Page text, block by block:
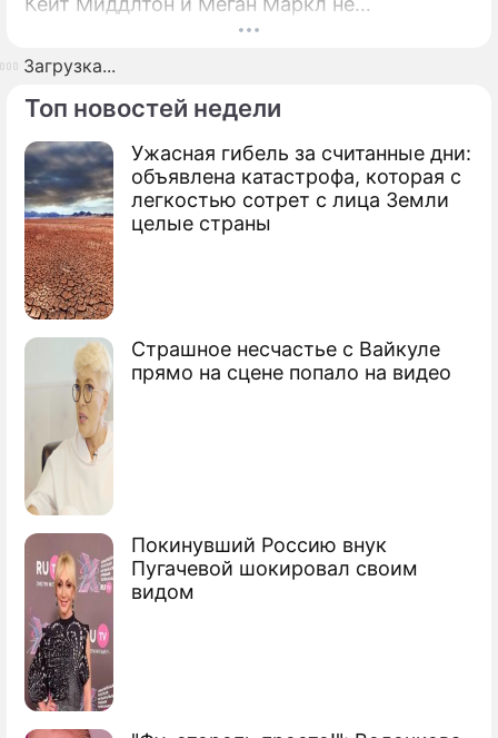
Топ новостей недели
Ужасная гибель за считанные дни:
объявлена катастрофа, которая с
легкостью сотрет с лица Земли
целые страны
Страшное несчастье с Вайкуле
прямо на сцене попало на видео
Покинувший Россию внук
Пугачевой шокировал своим
видом
заладились с самого начала. Более того,
рассказывают и о проблемах во
взаимопонимании между принцами
Уильямом и Гарри. И только Елизавета II
пытается уладить ситуацию. Однако сама
она не в восторге ни от одной из своих
невесток.
Загрузка...